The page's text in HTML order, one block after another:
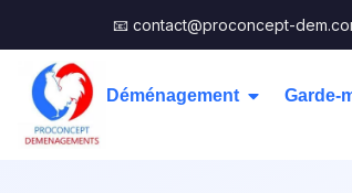
📧 contact@proconcept-
Déménagement Garde-